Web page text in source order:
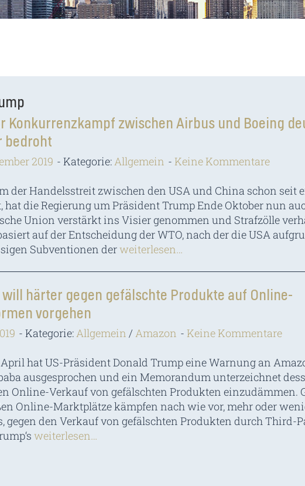
Konkurrenzkampf zwischen Airbus und Boeing
bedroht
2019 Kategorie:Allgemein Keine Kommentare
der Handelsstreit zwischen den USA und China schon seit
hat die Regierung um Präsident Trump Ende Oktober nun
Union verstärkt ins Visier genommen und Strafzölle
auf der Entscheidung der WTO, nach der die USA
Subventionen derweiterlesen…
will härter gegen gefälschte Produkte auf Online-
vorgehen
Kategorie:Allgemein /Amazon Keine Kommentare
hat US-Präsident Donald Trump eine Warnung an
ausgesprochen und ein Memorandum unterzeichnet
Online-Verkauf von gefälschten Produkten einzudämmen.
Online-Marktplätze kämpfen nach wie vor, mehr oder
gegen den Verkauf von gefälschten Produkten durch Third-
weiterlesen…